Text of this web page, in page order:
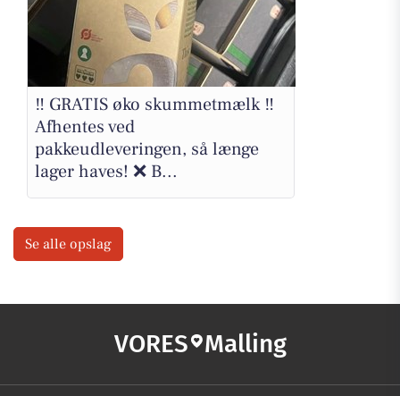
‼️ GRATIS øko skummetmælk ‼️
Afhentes ved
pakkeudleveringen, så længe
lager haves! ❌ B...
Se alle opslag
VORES Malling